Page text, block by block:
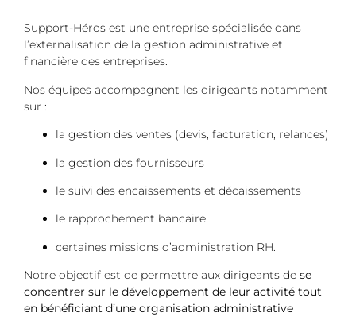
Support-Héros est une entreprise spécialisée dans
l’externalisation de la gestion administrative et
financière des entreprises.
Nos équipes accompagnent les dirigeants notamment
sur :
la gestion des ventes (devis, facturation, relances)
la gestion des fournisseurs
le suivi des encaissements et décaissements
le rapprochement bancaire
certaines missions d’administration RH.
Notre objectif est de permettre aux dirigeants de se
concentrer sur le développement de leur activité tout
en bénéficiant d’une organisation administrative